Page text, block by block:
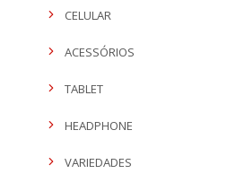
CELULAR
ACESSÓRIOS
TABLET
HEADPHONE
VARIEDADES